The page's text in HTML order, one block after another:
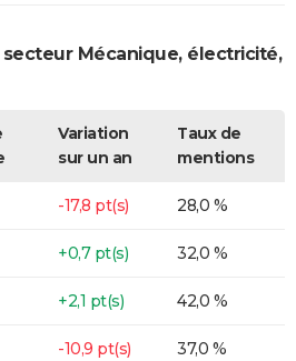
Mécanique, électricité,
Variation
sur un an
Taux de
mentions
-17,8 pt(s) 28,0 %
+0,7 pt(s) 32,0 %
+2,1 pt(s) 42,0 %
-10,9 pt(s) 37,0 %